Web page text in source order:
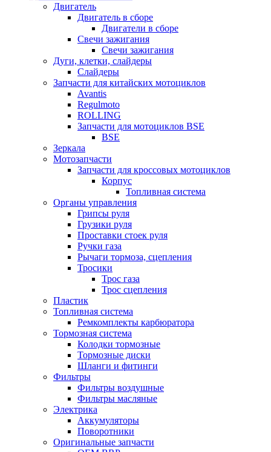
Двигатель
Двигатель в сборе
Двигатели в сборе
Свечи зажигания
Свечи зажигания
Дуги, клетки, слайдеры
Слайдеры
Запчасти для китайских мотоциклов
Avantis
Regulmoto
ROLLING
Запчасти для мотоциклов BSE
BSE
Зеркала
Мотозапчасти
Запчасти для кроссовых мотоциклов
Корпус
Топливная система
Органы управления
Грипсы руля
Грузики руля
Проставки стоек руля
Ручки газа
Рычаги тормоза, сцепления
Тросики
Трос газа
Трос сцепления
Пластик
Топливная система
Ремкомплекты карбюратора
Тормозная система
Колодки тормозные
Тормозные диски
Шланги и фитинги
Фильтры
Фильтры воздушные
Фильтры масляные
Электрика
Аккумуляторы
Поворотники
Оригинальные запчасти